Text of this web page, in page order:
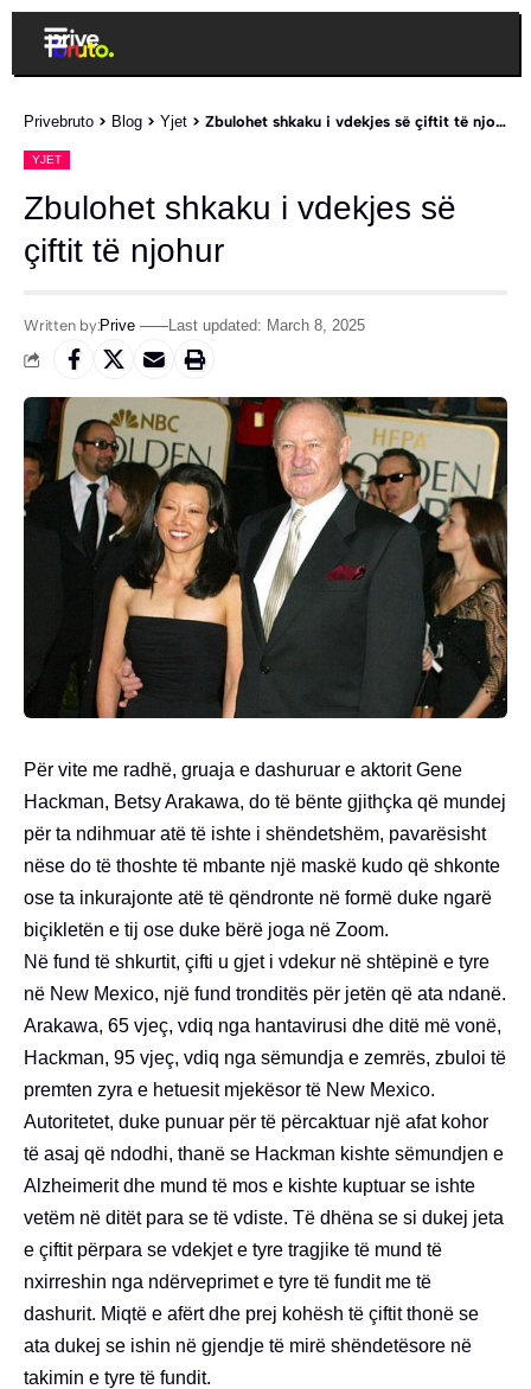
Privebruto > Blog > Yjet > Zbulohet shkaku i vdekjes së çiftit të njohur
YJET
Zbulohet shkaku i vdekjes së
çiftit të njohur
Written by:Prive Last updated: March 8, 2025
Për vite me radhë, gruaja e dashuruar e aktorit Gene
Hackman, Betsy Arakawa, do të bënte gjithçka që mundej
për ta ndihmuar atë të ishte i shëndetshëm, pavarësisht
nëse do të thoshte të mbante një maskë kudo që shkonte
ose ta inkurajonte atë të qëndronte në formë duke ngarë
biçikletën e tij ose duke bërë joga në Zoom.
Në fund të shkurtit, çifti u gjet i vdekur në shtëpinë e tyre
në New Mexico, një fund tronditës për jetën që ata ndanë.
Arakawa, 65 vjeç, vdiq nga hantavirusi dhe ditë më vonë,
Hackman, 95 vjeç, vdiq nga sëmundja e zemrës, zbuloi të
premten zyra e hetuesit mjekësor të New Mexico.
Autoritetet, duke punuar për të përcaktuar një afat kohor
të asaj që ndodhi, thanë se Hackman kishte sëmundjen e
Alzheimerit dhe mund të mos e kishte kuptuar se ishte
vetëm në ditët para se të vdiste. Të dhëna se si dukej jeta
e çiftit përpara se vdekjet e tyre tragjike të mund të
nxirreshin nga ndërveprimet e tyre të fundit me të
dashurit. Miqtë e afërt dhe prej kohësh të çiftit thonë se
ata dukej se ishin në gjendje të mirë shëndetësore në
takimin e tyre të fundit.